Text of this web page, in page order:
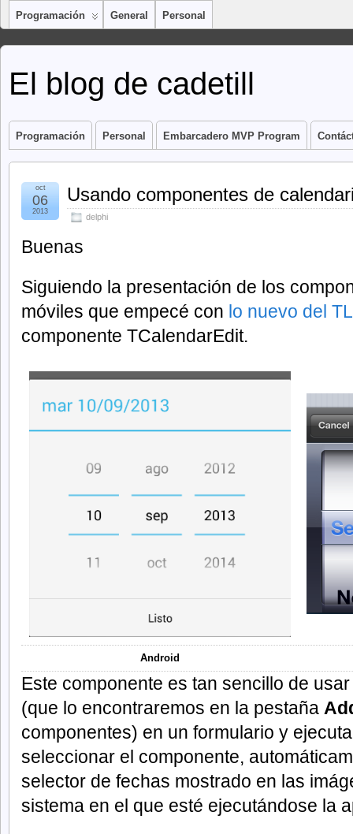
Programación General Personal
El blog de cadetill
Programación Personal Embarcadero MVP Program
Usando componentes de
delphi
oct
06
2013
Buenas
Siguiendo la presentación de los
móviles que empecé con lo nuevo del
componente TCalendarEdit.
Android
Este componente es tan sencillo de
(que lo encontraremos en la pestaña
componentes) en un formulario y
seleccionar el componente,
selector de fechas mostrado en las
sistema en el que esté ejecutándose la